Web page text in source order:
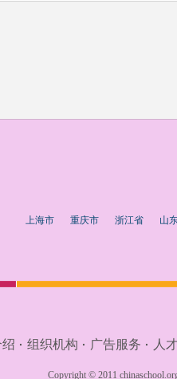
上海市 重庆市 浙江省 山
· 组织机构 · 广告服务 · 人
Copyright © 2011